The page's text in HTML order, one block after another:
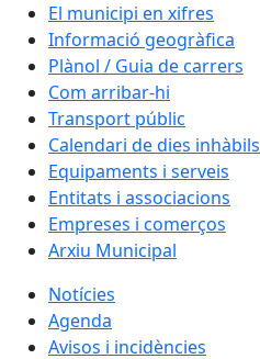
El municipi en xifres
Informació geogràfica
Plànol / Guia de carrers
Com arribar-hi
Transport públic
Calendari de dies inhàbils
Equipaments i serveis
Entitats i associacions
Empreses i comerços
Arxiu Municipal
Notícies
Agenda
Avisos i incidències